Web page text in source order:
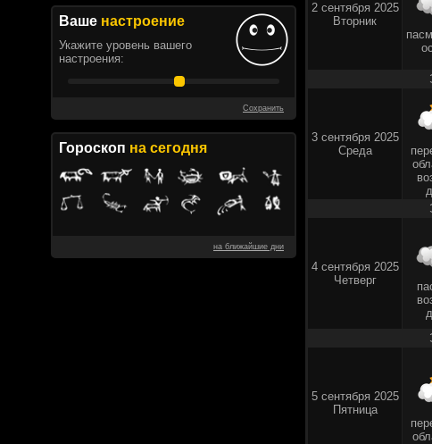
Ваше настроение
Укажите уровень вашего
настроения:
Сохранить
Гороскоп на сегодня
на ближайшие дни
2 сентября 2025
Вторник
3 сентября 2025
Среда
4 сентября 2025
Четверг
5 сентября 2025
Пятница